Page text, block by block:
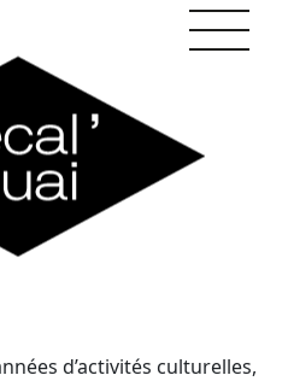
d’activités culturelles,